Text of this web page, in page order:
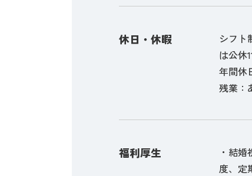
休日・休暇
シフト
は公休
年間休
残業：
福利厚生
・結
度、定